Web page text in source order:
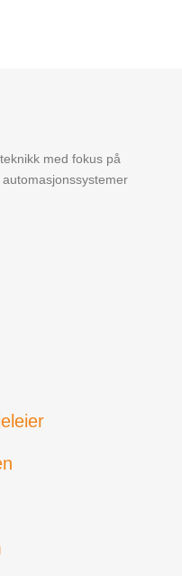
med fokus på